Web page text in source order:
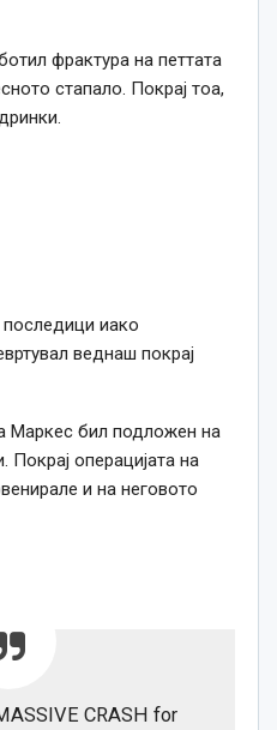
фрактура на петтата
стапало. Покрај тоа,
иако
веднаш покрај
Маркес бил подложен на
Покрај операцијата на
и на неговото
CRASH for